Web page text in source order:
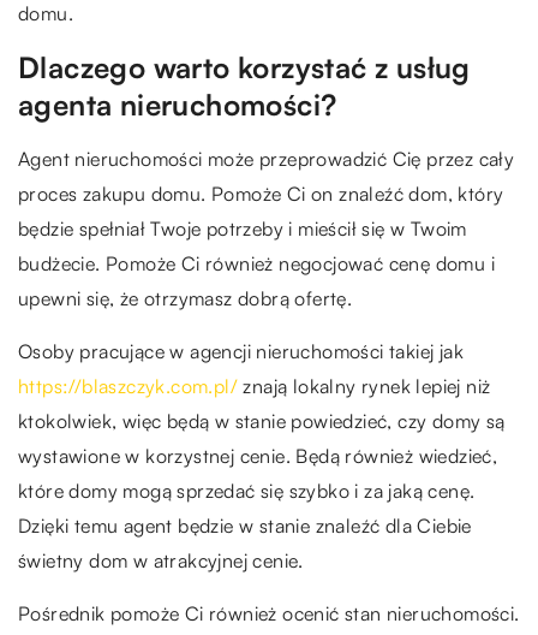
domu.
Dlaczego warto korzystać z usług
agenta nieruchomości?
Agent nieruchomości może przeprowadzić Cię przez cały
proces zakupu domu. Pomoże Ci on znaleźć dom, który
będzie spełniał Twoje potrzeby i mieścił się w Twoim
budżecie. Pomoże Ci również negocjować cenę domu i
upewni się, że otrzymasz dobrą ofertę.
Osoby pracujące w agencji nieruchomości takiej jak
https://blaszczyk.com.pl/ znają lokalny rynek lepiej niż
ktokolwiek, więc będą w stanie powiedzieć, czy domy są
wystawione w korzystnej cenie. Będą również wiedzieć,
które domy mogą sprzedać się szybko i za jaką cenę.
Dzięki temu agent będzie w stanie znaleźć dla Ciebie
świetny dom w atrakcyjnej cenie.
Pośrednik pomoże Ci również ocenić stan nieruchomości.